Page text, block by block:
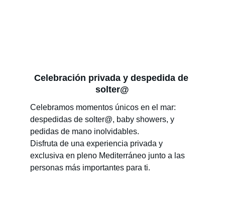
Celebramos momentos únicos en el mar:
despedidas de solter@, baby showers, y
pedidas de mano inolvidables.
Disfruta de una experiencia privada y
exclusiva en pleno Mediterráneo junto a las
personas más importantes para ti.
Celebración privada y despedida de
solter@